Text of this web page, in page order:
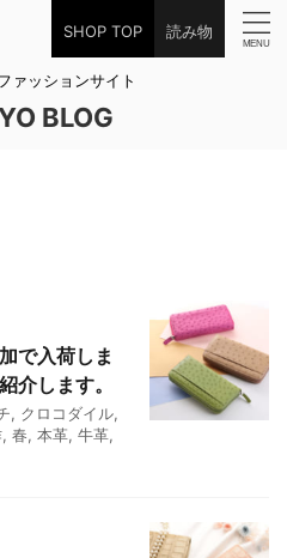
SHOP TOP 読み物
ァッションサイト
BLOG
で入荷しま
介します。
, クロコダイル,
, 春, 本革, 牛革,